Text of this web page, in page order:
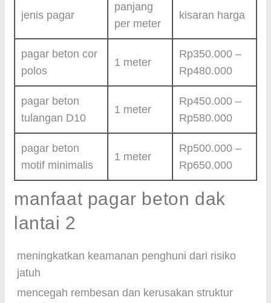
jenis pagar
panjang
per meter
kisaran harga
pagar beton cor
polos
1 meter
Rp350.000 –
Rp480.000
pagar beton
tulangan D10
1 meter
Rp450.000 –
Rp580.000
pagar beton
motif minimalis
1 meter
Rp500.000 –
Rp650.000
manfaat pagar beton dak
lantai 2
meningkatkan keamanan penghuni dari risiko
jatuh
mencegah rembesan dan kerusakan struktur